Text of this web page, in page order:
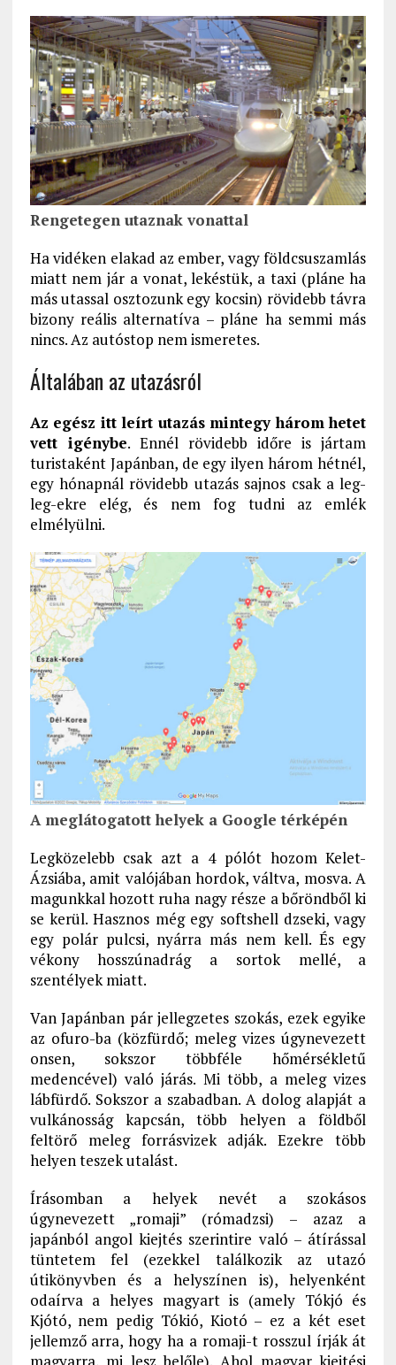
Rengetegen utaznak vonattal
Ha vidéken elakad az ember, vagy földcsuszamlás
miatt nem jár a vonat, lekéstük, a taxi (pláne ha
más utassal osztozunk egy kocsin) rövidebb távra
bizony reális alternatíva – pláne ha semmi más
nincs. Az autóstop nem ismeretes.
Általában az utazásról
Az egész itt leírt utazás mintegy három hetet
vett igénybe. Ennél rövidebb időre is jártam
turistaként Japánban, de egy ilyen három hétnél,
egy hónapnál rövidebb utazás sajnos csak a leg-
leg-ekre elég, és nem fog tudni az emlék
elmélyülni.
A meglátogatott helyek a Google térképén
Legközelebb csak azt a 4 pólót hozom Kelet-
Ázsiába, amit valójában hordok, váltva, mosva. A
magunkkal hozott ruha nagy része a bőröndből ki
se kerül. Hasznos még egy softshell dzseki, vagy
egy polár pulcsi, nyárra más nem kell. És egy
vékony hosszúnadrág a sortok mellé, a
szentélyek miatt.
Van Japánban pár jellegzetes szokás, ezek egyike
az ofuro-ba (közfürdő; meleg vizes úgynevezett
onsen, sokszor többféle hőmérsékletű
medencével) való járás. Mi több, a meleg vizes
lábfürdő. Sokszor a szabadban. A dolog alapját a
vulkánosság kapcsán, több helyen a földből
feltörő meleg forrásvizek adják. Ezekre több
helyen teszek utalást.
Írásomban a helyek nevét a szokásos
úgynevezett „romaji” (rómadzsi) – azaz a
japánból angol kiejtés szerintire való – átírással
tüntetem fel (ezekkel találkozik az utazó
útikönyvben és a helyszínen is), helyenként
odaírva a helyes magyart is (amely Tókjó és
Kjótó, nem pedig Tókió, Kiotó – ez a két eset
jellemző arra, hogy ha a romaji-t rosszul írják át